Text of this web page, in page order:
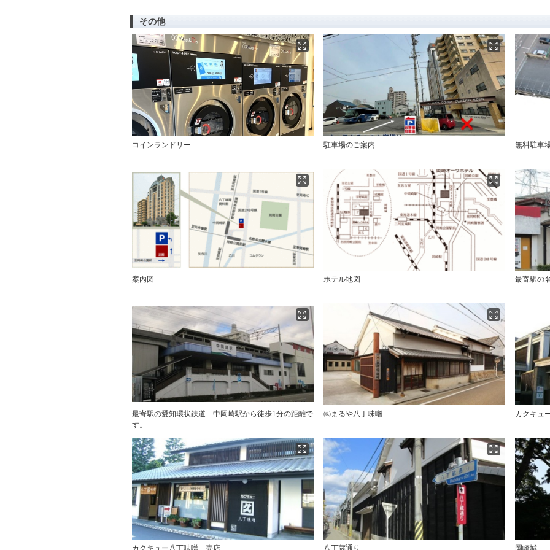
その他
コインランドリー 駐車場のご案内 無料駐車
案内図 ホテル地図 最寄駅の
最寄駅の愛知環状鉄道 中岡崎駅から徒歩1分の距離で
す。
㈱まるや八丁味噌 カクキュ
カクキュー八丁味噌 売店 八丁蔵通り 岡崎城